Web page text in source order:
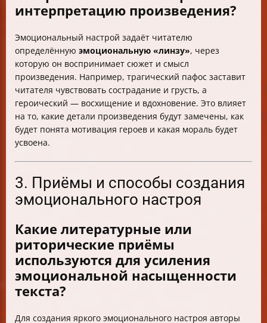
интерпретацию произведения?
Эмоциональный настрой задаёт читателю
определённую эмоциональную «линзу», через
которую он воспринимает сюжет и смысл
произведения. Например, трагический пафос заставит
читателя чувствовать сострадание и грусть, а
героический — восхищение и вдохновение. Это влияет
на то, какие детали произведения будут замечены, как
будет понята мотивация героев и какая мораль будет
усвоена.
3. Приёмы и способы создания
эмоционального настроя
Какие литературные или
риторические приёмы
используются для усиления
эмоциональной насыщенности
текста?
Для создания яркого эмоционального настроя авторы